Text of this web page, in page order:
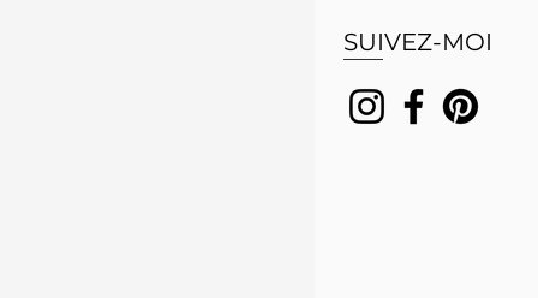
SUIVEZ-MOI